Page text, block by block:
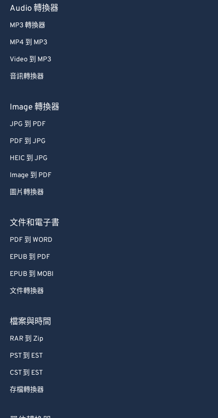
Audio 轉換器
MP3 轉換器
MP4 到 MP3
Video 到 MP3
音訊轉換器
Image 轉換器
JPG 到 PDF
PDF 到 JPG
HEIC 到 JPG
Image 到 PDF
圖片轉換器
文件和電子書
PDF 到 WORD
EPUB 到 PDF
EPUB 到 MOBI
文件轉換器
檔案與時間
RAR 到 Zip
PST 到 EST
CST 到 EST
存檔轉換器